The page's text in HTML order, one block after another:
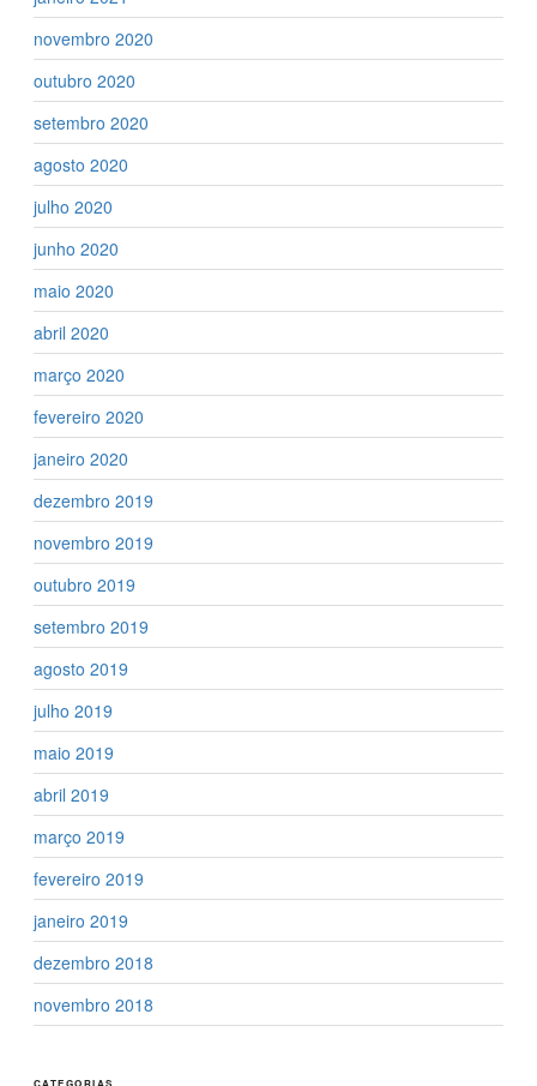
novembro 2020
outubro 2020
setembro 2020
agosto 2020
julho 2020
junho 2020
maio 2020
abril 2020
março 2020
fevereiro 2020
janeiro 2020
dezembro 2019
novembro 2019
outubro 2019
setembro 2019
agosto 2019
julho 2019
maio 2019
abril 2019
março 2019
fevereiro 2019
janeiro 2019
dezembro 2018
novembro 2018
CATEGORIAS